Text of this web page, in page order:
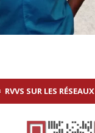
RVVS SUR LES RÉSEAUX